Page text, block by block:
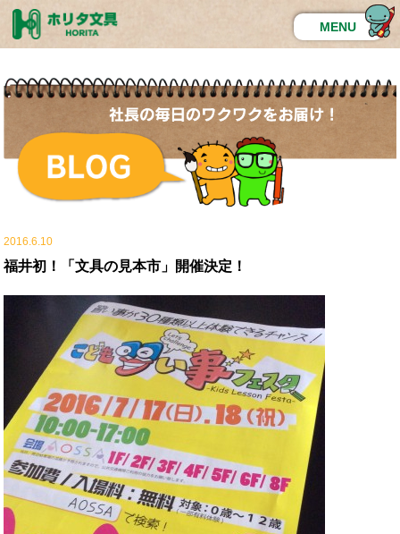
MENU
2016.6.10
福井初！「文具の見本市」開催決定！